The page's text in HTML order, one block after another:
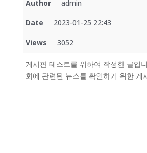
Author admin
Date 2023-01-25 22:43
Views 3052
게시판 테스트를 위하여 작성한 글입
회에 관련된 뉴스를 확인하기 위한 게